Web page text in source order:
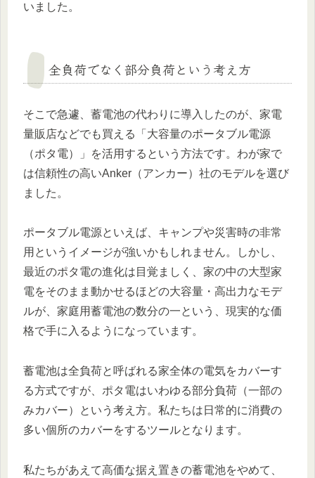
いました。
全負荷でなく部分負荷という考え方
そこで急遽、蓄電池の代わりに導入したのが、家電
量販店などでも買える「大容量のポータブル電源
（ポタ電）」を活用するという方法です。わが家で
は信頼性の高いAnker（アンカー）社のモデルを選び
ました。
ポータブル電源といえば、キャンプや災害時の非常
用というイメージが強いかもしれません。しかし、
最近のポタ電の進化は目覚ましく、家の中の大型家
電をそのまま動かせるほどの大容量・高出力なモデ
ルが、家庭用蓄電池の数分の一という、現実的な価
格で手に入るようになっています。
蓄電池は全負荷と呼ばれる家全体の電気をカバーす
る方式ですが、ポタ電はいわゆる部分負荷（一部の
みカバー）という考え方。私たちは日常的に消費の
多い個所のカバーをするツールとなります。
私たちがあえて高価な据え置きの蓄電池をやめて、